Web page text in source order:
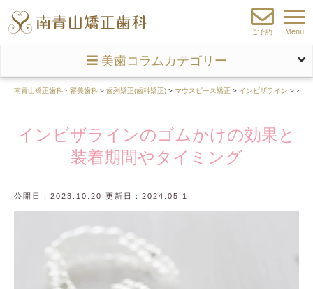
ご予約 Menu
美歯コラムカテゴリー
南青山矯正歯科・審美歯科 > 歯列矯正(歯科矯正) > マウスピース矯正 > インビザライン > イン
インビザラインのゴムかけの効果と
装着期間やタイミング
公開日：2023.10.20 更新日：2024.05.1